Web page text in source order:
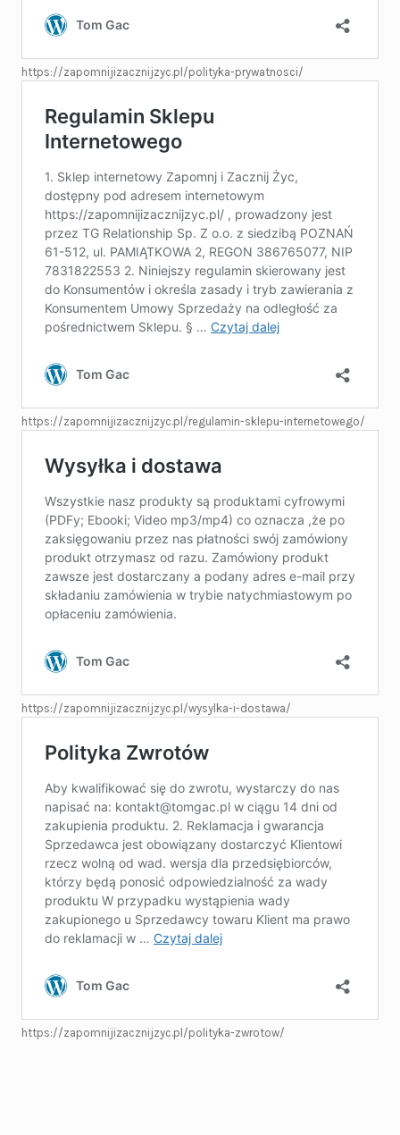
https://zapomnijizacznijzyc.pl/polityka-prywatnosci/
https://zapomnijizacznijzyc.pl/regulamin-sklepu-internetowego/
https://zapomnijizacznijzyc.pl/wysylka-i-dostawa/
https://zapomnijizacznijzyc.pl/polityka-zwrotow/